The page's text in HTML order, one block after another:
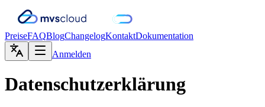
PreiseFAQBlogChangelogKontaktDokumentation
Anmelden
Datenschutzerklärung